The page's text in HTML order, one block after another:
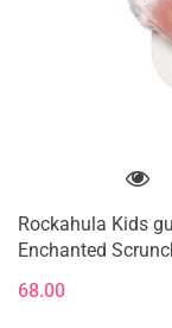
Rockahula Kids
Enchanted
68.00